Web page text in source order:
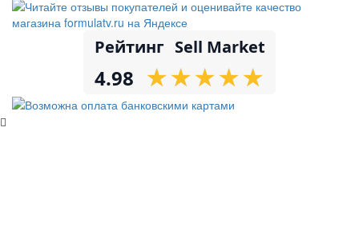
Рейтинг Sell Market
4.98 ★
★★
★★
★★
★★
★